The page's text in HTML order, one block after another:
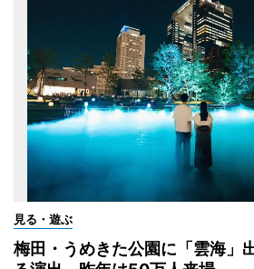
見る・遊ぶ
梅田・うめきた公園に「雲海